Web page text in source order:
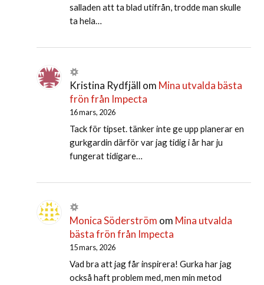
salladen att ta blad utifrån, trodde man skulle
ta hela…
Kristina Rydfjäll om Mina utvalda bästa
frön från Impecta
16 mars, 2026
Tack för tipset. tänker inte ge upp planerar en
gurkgardin därför var jag tidig i år har ju
fungerat tidigare…
Monica Söderström om Mina utvalda
bästa frön från Impecta
15 mars, 2026
Vad bra att jag får inspirera! Gurka har jag
också haft problem med, men min metod